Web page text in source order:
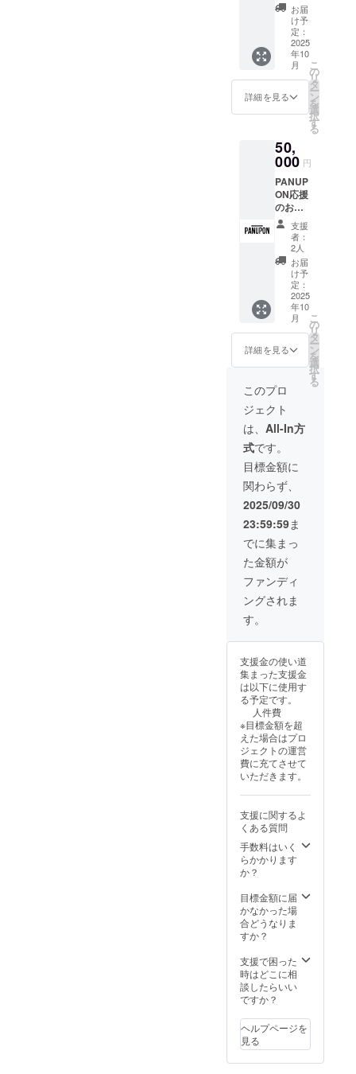
礼の
メッ
セージ
(メール)
す。)
ジナル
デザイ
ンマグ
カップ
325ml
：直径
8.1cm ×
高さ
9.7cm
ジナル
デザイ
ンス
テッ
カー
10.16c
m x
10.16c
m シー
ト ・オ
リジナ
ルトー
トバッ
40.64c
m x
トラッ
プ
71.12c
m ・オ
リジナ
ルデザ
インタ
オ
ル
サイズ :
40.64c
m x
71.12c
m ・お
礼の
メッ
セージ
(メール)
お届
け予
定：
2025
年10
月
詳細を見る
こ
の
リ
タ
ー
ン
を
選
択
す
る
50,
000 円
PANUP
ON応援
のお気
持ち
¥50,000
・お礼
のメッ
セージ
(2,000
円、
5,000
円、
8,000
円、
10,000
円、
30,000
円の
PANUP
ON応援
のお気
持ちリ
ターン
内容は
一緒に
なりま
す。)
支援
者：
2人
お届
け予
定：
2025
年10
月
詳細を見る
こ
の
リ
タ
ー
ン
を
選
択
す
る
このプロ
ジェクト
は、 All-In方
式です。
目標金額に
関わらず、
2025/09/30
23:59:59ま
でに集まっ
た金額が
ファンディ
ングされま
す。
支援金の使い道
集まった支援金
は以下に使用す
る予定です。
人件費
※目標金額を超
えた場合はプロ
ジェクトの運営
費に充てさせて
いただきます。
支援に関するよ
くある質問
手数料はいく
らかかります
か？
目標金額に届
かなかった場
合どうなりま
すか？
支援で困った
時はどこに相
談したらいい
ですか？
ヘルプページを
見る